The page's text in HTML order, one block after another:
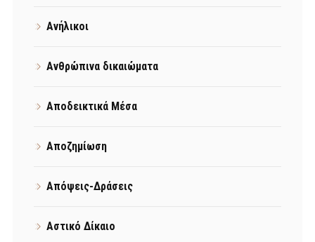
Ανήλικοι
Ανθρώπινα δικαιώματα
Αποδεικτικά Μέσα
Αποζημίωση
Απόψεις-Δράσεις
Αστικό Δίκαιο